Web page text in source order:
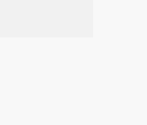
由第三方
章